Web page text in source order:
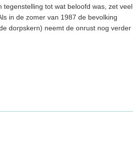
tot wat beloofd was, zet veel
in de zomer van 1987 de bevolking
dorpskern) neemt de onrust nog verder